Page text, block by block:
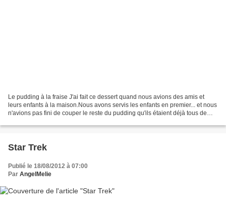
Le pudding à la fraise J'ai fait ce dessert quand nous avions des amis et
leurs enfants à la maison.Nous avons servis les enfants en premier... et nous
n'avions pas fini de couper le reste du pudding qu'ils étaient déjà tous de
Star Trek
Publié le 18/08/2012 à 07:00
Par AngelMelie